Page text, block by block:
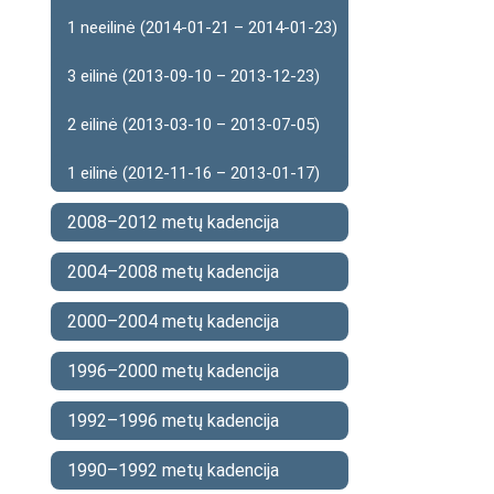
1 neeilinė (2014-01-21 – 2014-01-23)
3 eilinė (2013-09-10 – 2013-12-23)
2 eilinė (2013-03-10 – 2013-07-05)
1 eilinė (2012-11-16 – 2013-01-17)
2008–2012 metų kadencija
2004–2008 metų kadencija
2000–2004 metų kadencija
1996–2000 metų kadencija
1992–1996 metų kadencija
1990–1992 metų kadencija